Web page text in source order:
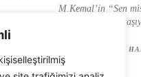
M.Kemal’in “Sen
ve “dağlara ışık
ALEVI GAZETESI